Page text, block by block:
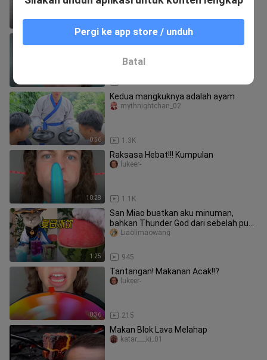
Tantangan! Dari kecil hingga dewasa!
lukeer-
0:56
Kedua mangkuknya adalah ayam
1.3K
mythnightchan_02
10:28
Raksasa Hebat!!! Kumpulan
1.1K
lukeer-
1:25
San Miao buatkan aku minuman,
bahkan Thunder God dari sebelah pun
iri sampai menangis
945
Liaolimaowang
0:36
Tantangan! Makanan Acak!!?
215
lukeer-
Makan Blok Lava Melahap
katar___ki_01
Pergi ke app store / unduh
Batal